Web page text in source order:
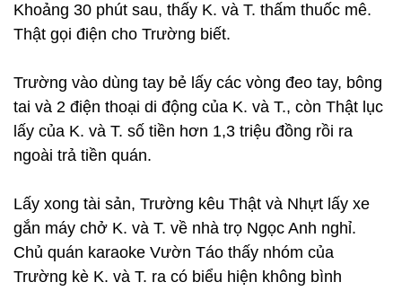
Khoảng 30 phút sau, thấy K. và T. thấm thuốc mê.
Thật gọi điện cho Trường biết.
Trường vào dùng tay bẻ lấy các vòng đeo tay, bông
tai và 2 điện thoại di động của K. và T., còn Thật lục
lấy của K. và T. số tiền hơn 1,3 triệu đồng rồi ra
ngoài trả tiền quán.
Lấy xong tài sản, Trường kêu Thật và Nhựt lấy xe
gắn máy chở K. và T. về nhà trọ Ngọc Anh nghỉ.
Chủ quán karaoke Vườn Táo thấy nhóm của
Trường kè K. và T. ra có biểu hiện không bình